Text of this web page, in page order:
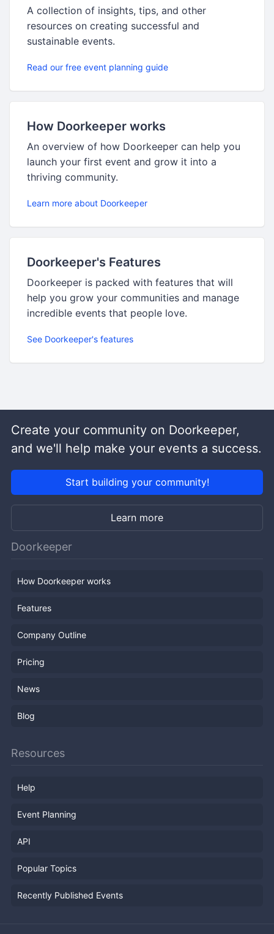
A collection of insights, tips, and other
resources on creating successful and
sustainable events.
Read our free event planning guide
How Doorkeeper works
An overview of how Doorkeeper can help you
launch your first event and grow it into a
thriving community.
Learn more about Doorkeeper
Doorkeeper's Features
Doorkeeper is packed with features that will
help you grow your communities and manage
incredible events that people love.
See Doorkeeper's features
Create your community on Doorkeeper,
and we'll help make your events a success.
Start building your community!
Learn more
Doorkeeper
How Doorkeeper works
Features
Company Outline
Pricing
News
Blog
Resources
Help
Event Planning
API
Popular Topics
Recently Published Events